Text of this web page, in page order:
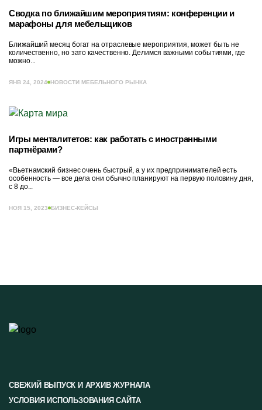
Сводка по ближайшим мероприятиям: конференции и
марафоны для мебельщиков
Ближайший месяц богат на отраслевые мероприятия, может быть не
количественно, но зато качественно. Делимся важными событиями, где
можно...
ЯНВ 24, 2024 НОВОСТИ МЕБЕЛЬНОГО РЫНКА
Игры менталитетов: как работать с иностранными
партнёрами?
«Вьетнамский бизнес очень быстрый, а у их предпринимателей есть
особенность — все дела они обычно планируют на первую половину дня,
с 8 до...
НОЯ 15, 2023 БИЗНЕС-КЕЙСЫ
СВЕЖИЙ ВЫПУСК И АРХИВ ЖУРНАЛА
УСЛОВИЯ ИСПОЛЬЗОВАНИЯ САЙТА